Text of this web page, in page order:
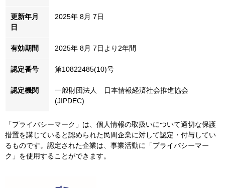
更新年月
日
2025年 8月 7日
有効期間 2025年 8月 7日より2年間
認定番号 第10822485(10)号
認定機関
一般財団法人 日本情報経済社会推進協会
(JIPDEC)
「プライバシーマーク」は、個人情報の取扱いについて適切な保護
措置を講じていると認められた民間企業に対して認定・付与してい
るものです。認定された企業は、事業活動に「プライバシーマー
ク」を使用することができます。